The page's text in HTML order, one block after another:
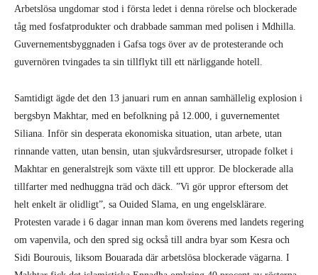
Arbetslösa ungdomar stod i första ledet i denna rörelse och blockerade
tåg med fosfatprodukter och drabbade samman med polisen i Mdhilla.
Guvernementsbyggnaden i Gafsa togs över av de protesterande och
guvernören tvingades ta sin tillflykt till ett närliggande hotell.
Samtidigt ägde det den 13 januari rum en annan samhällelig explosion i
bergsbyn Makhtar, med en befolkning på 12.000, i guvernementet
Siliana. Inför sin desperata ekonomiska situation, utan arbete, utan
rinnande vatten, utan bensin, utan sjukvårdsresurser, utropade folket i
Makhtar en generalstrejk som växte till ett uppror. De blockerade alla
tillfarter med nedhuggna träd och däck. ”Vi gör uppror eftersom det
helt enkelt är olidligt”, sa Ouided Slama, en ung engelsklärare.
Protesten varade i 6 dagar innan man kom överens med landets regering
om vapenvila, och den spred sig också till andra byar som Kesra och
Sidi Bourouis, liksom Bouarada där arbetslösa blockerade vägarna. I